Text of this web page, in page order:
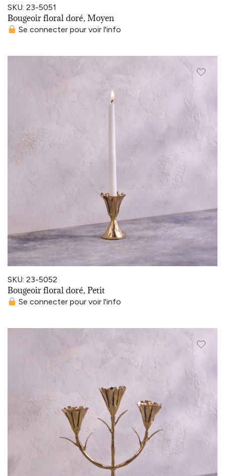
SKU: 23-5051
Bougeoir floral doré, Moyen
Se connecter pour voir l'info
SKU: 23-5052
Bougeoir floral doré, Petit
Se connecter pour voir l'info